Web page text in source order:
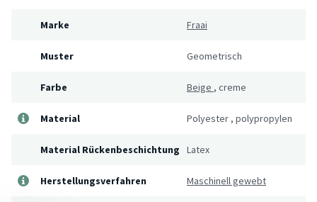
Marke Fraai
Muster Geometrisch
Farbe Beige , creme
Material Polyester , polypropylen
Material Rückenbeschichtung Latex
Herstellungsverfahren Maschinell gewebt